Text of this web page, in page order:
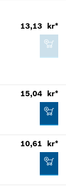
13,13 kr*
15,04 kr*
10,61 kr*